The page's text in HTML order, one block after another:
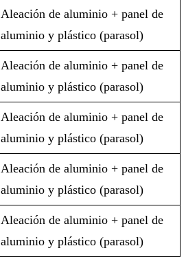
Aleación de aluminio + panel de
aluminio y plástico (parasol)
Aleación de aluminio + panel de
aluminio y plástico (parasol)
Aleación de aluminio + panel de
aluminio y plástico (parasol)
Aleación de aluminio + panel de
aluminio y plástico (parasol)
Aleación de aluminio + panel de
aluminio y plástico (parasol)